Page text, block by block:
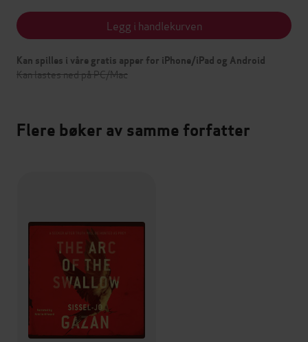
Legg i handlekurven
Kan spilles i våre gratis apper for iPhone/iPad og Android
Kan lastes ned på PC/Mac
Flere bøker av samme forfatter